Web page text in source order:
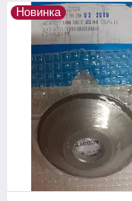
Новинка